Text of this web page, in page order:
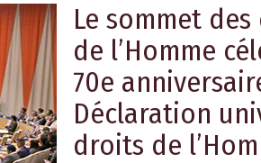
Le sommet
de l’Homme
70e
Déclaration
droits de